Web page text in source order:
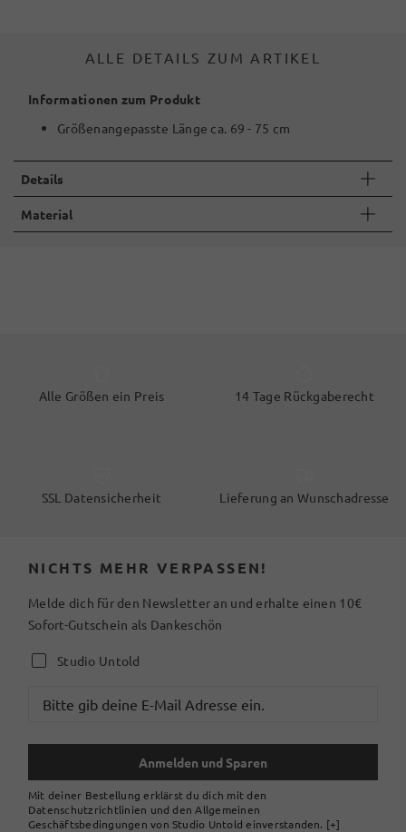
ALLE DETAILS ZUM ARTIKEL
Informationen zum Produkt
Größenangepasste Länge ca. 69 - 75 cm
Details
Material
Alle Größen ein Preis 14 Tage Rückgaberecht
SSL Datensicherheit Lieferung an Wunschadresse
NICHTS MEHR VERPASSEN!
Melde dich für den Newsletter an und erhalte einen 10€
Sofort-Gutschein als Dankeschön
Studio Untold
Anmelden und Sparen
Mit deiner Bestellung erklärst du dich mit den
Datenschutzrichtlinien und den Allgemeinen
Geschäftsbedingungen von Studio Untold einverstanden. [+]